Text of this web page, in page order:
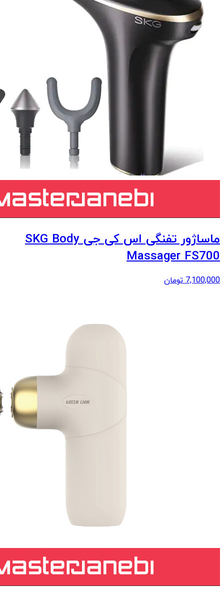
ماساژور تفنگی اس کی جی SKG Body
Massager FS700
7,100,000 تومان